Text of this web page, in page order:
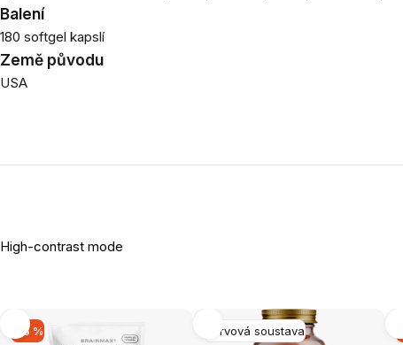
Balení
180 softgel kapslí
Země původu
USA
High-contrast mode
-16 % Nervová soustava